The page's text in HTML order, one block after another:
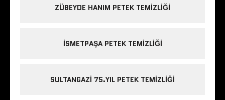
ZÜBEYDE HANIM PETEK TEMIZLIĞI
ISMETPAŞA PETEK TEMIZLIĞI
SULTANGAZI 75.YIL PETEK TEMIZLIĞI